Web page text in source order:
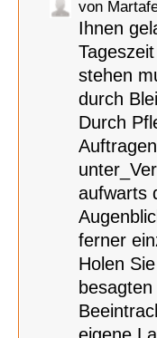
von
Ihnen
stehen
durch
Durch
aufwarts
ferner
Holen